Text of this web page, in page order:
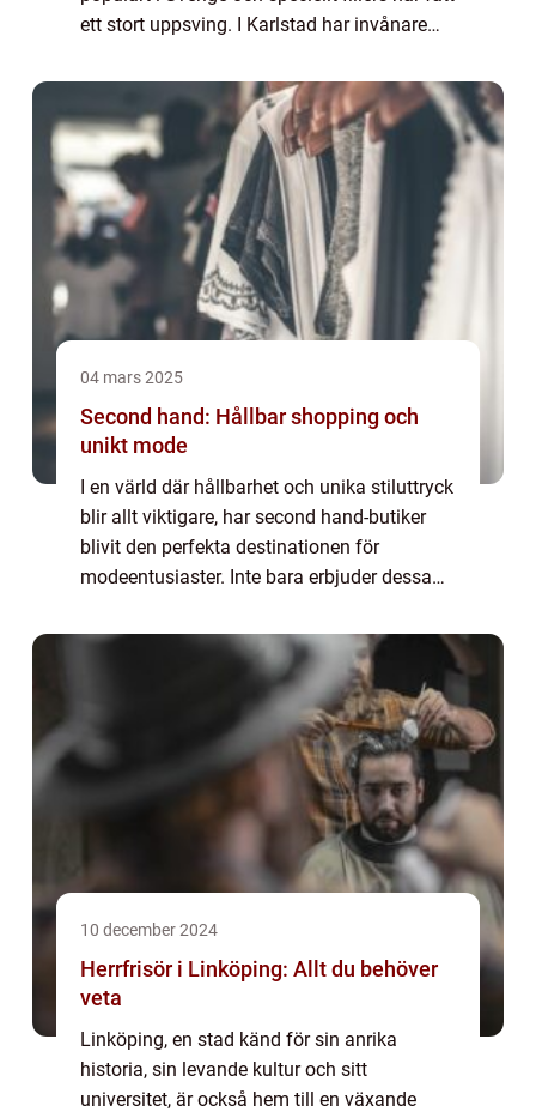
ett stort uppsving. I Karlstad har invånare
skr&...
04 mars 2025
Second hand: Hållbar shopping och
unikt mode
I en värld där hållbarhet och unika stiluttryck
blir allt viktigare, har second hand-butiker
blivit den perfekta destinationen för
modeentusiaster. Inte bara erbjuder dessa
exklusiv...
10 december 2024
Herrfrisör i Linköping: Allt du behöver
veta
Linköping, en stad känd för sin anrika
historia, sin levande kultur och sitt
universitet, är också hem till en växande